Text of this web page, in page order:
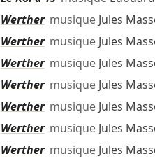
Werthermusique Jules
Werthermusique Jules
Werthermusique Jules
Werthermusique Jules
Werthermusique Jules
Werthermusique Jules
Werthermusique Jules